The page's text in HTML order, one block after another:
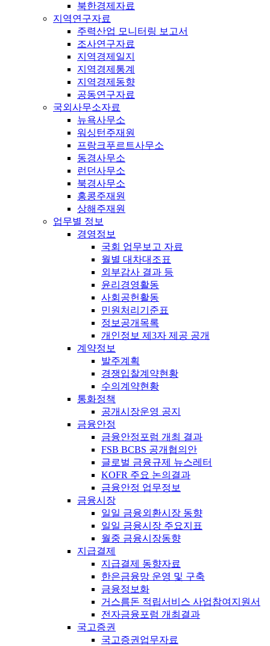
북한경제자료
지역연구자료
주력산업 모니터링 보고서
조사연구자료
지역경제일지
지역경제통계
지역경제동향
공동연구자료
국외사무소자료
뉴욕사무소
워싱턴주재원
프랑크푸르트사무소
동경사무소
런던사무소
북경사무소
홍콩주재원
상해주재원
업무별 정보
경영정보
국회 업무보고 자료
월별 대차대조표
외부감사 결과 등
윤리경영활동
사회공헌활동
민원처리기준표
정보공개목록
개인정보 제3자 제공 공개
계약정보
발주계획
경쟁입찰계약현황
수의계약현황
통화정책
공개시장운영 공지
금융안정
금융안정포럼 개최 결과
FSB BCBS 공개협의안
글로벌 금융규제 뉴스레터
KOFR 주요 논의결과
금융안정 업무정보
금융시장
일일 금융외환시장 동향
일일 금융시장 주요지표
월중 금융시장동향
지급결제
지급결제 동향자료
한은금융망 운영 및 구축
금융정보화
거스름돈 적립서비스 사업참여지원서
전자금융포럼 개최결과
국고증권
국고증권업무자료